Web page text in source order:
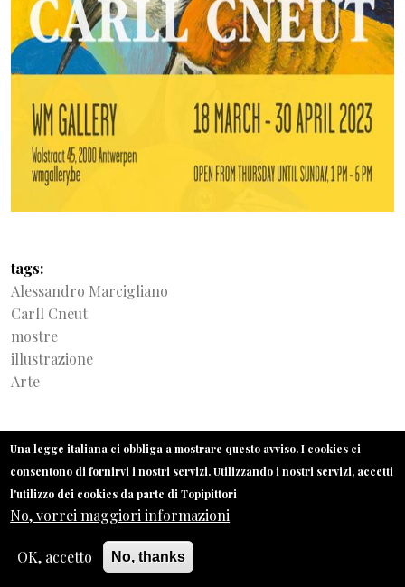
tags
Alessandro Marcigliano
Carll Cneut
mostre
illustrazione
Arte
CERCA
Search SEARCH
ARCHIVIO TOPIPITTORI
Una legge italiana ci obbliga a mostrare questo avviso. I cookies ci
consentono di fornirvi i nostri servizi. Utilizzando i nostri servizi, accetti
l'utilizzo dei cookies da parte di Topipittori
No, vorrei maggiori informazioni
OK, accetto No, thanks